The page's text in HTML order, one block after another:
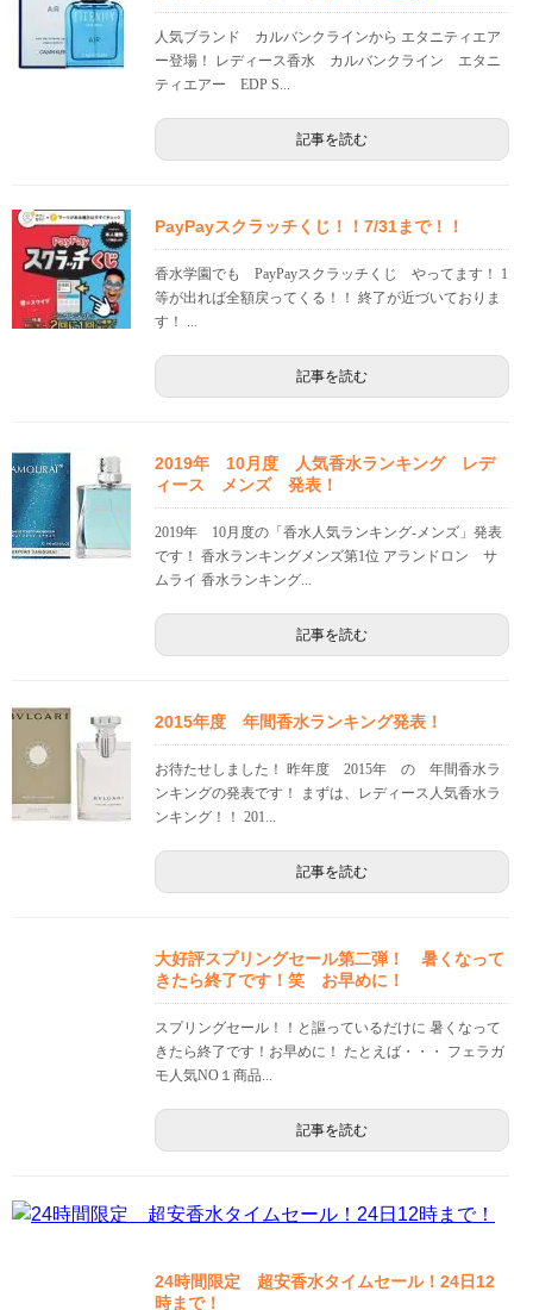
人気ブランド カルバンクラインから エタニティエア
ー登場！ レディース香水 カルバンクライン エタニ
ティエアー EDP S...
記事を読む
PayPayスクラッチくじ！！7/31まで！！
香水学園でも PayPayスクラッチくじ やってます！ 1
等が出れば全額戻ってくる！！ 終了が近づいておりま
す！ ...
記事を読む
2019年 10月度 人気香水ランキング レデ
ィース メンズ 発表！
2019年 10月度の「香水人気ランキング-メンズ」発表
です！ 香水ランキングメンズ第1位 アランドロン サ
ムライ 香水ランキング...
記事を読む
2015年度 年間香水ランキング発表！
お待たせしました！ 昨年度 2015年 の 年間香水ラ
ンキングの発表です！ まずは、レディース人気香水ラ
ンキング！！ 201...
記事を読む
大好評スプリングセール第二弾！ 暑くなって
きたら終了です！笑 お早めに！
スプリングセール！！と謳っているだけに 暑くなって
きたら終了です！お早めに！ たとえば・・・ フェラガ
モ人気NO１商品...
記事を読む
24時間限定 超安香水タイムセール！24日12
時まで！